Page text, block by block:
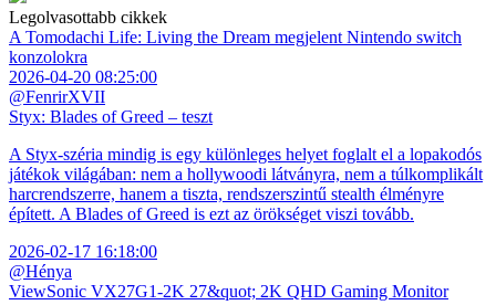
Legolvasottabb cikkek
A Tomodachi Life: Living the Dream megjelent Nintendo switch
konzolokra
2026-04-20 08:25:00
@FenrirXVII
Styx: Blades of Greed – teszt
A Styx-széria mindig is egy különleges helyet foglalt el a lopakodós
játékok világában: nem a hollywoodi látványra, nem a túlkomplikált
harcrendszerre, hanem a tiszta, rendszerszintű stealth élményre
épített. A Blades of Greed is ezt az örökséget viszi tovább.
2026-02-17 16:18:00
@Hénya
ViewSonic VX27G1-2K 27&quot; 2K QHD Gaming Monitor